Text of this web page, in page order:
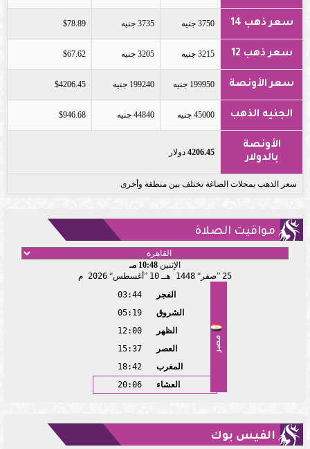
سعر ذهب 14 3750 جنيه 3735 جنيه $78.89
سعر ذهب 12 3215 جنيه 3205 جنيه $67.62
سعر الأونصة 199950 جنيه 199240 جنيه $4206.45
الجنيه الذهب 45000 جنيه 44840 جنيه $946.68
الأونصة
بالدولار
4206.45 دولار
سعر الذهب بمحلات الصاغة تختلف بين منطقة وأخرى
مواقيت الصلاة
الإثنين 10:48 مـ
25 صفر 1448 هـ 10 أغسطس 2026 م
مصر
الفجر
03:44
الشروق
05:19
الظهر
12:00
العصر
15:37
المغرب
18:42
العشاء
20:06
الفيس بوك